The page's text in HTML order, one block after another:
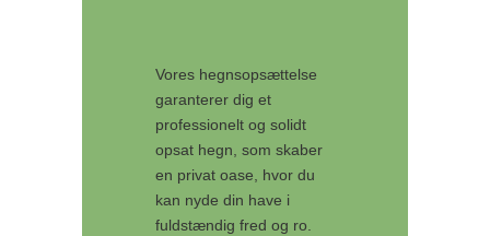
Vores hegnsopsættelse
garanterer dig et
professionelt og solidt
opsat hegn, som skaber
en privat oase, hvor du
kan nyde din have i
fuldstændig fred og ro.